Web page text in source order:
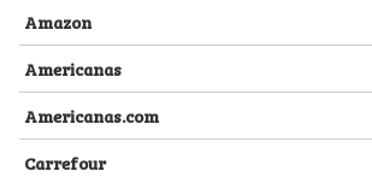
Amazon
Americanas
Americanas.com
Carrefour